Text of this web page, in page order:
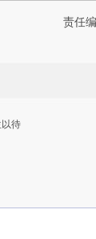
责任
待